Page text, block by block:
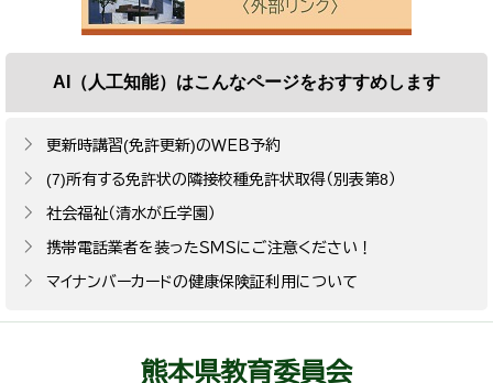
AI（人工知能）はこんなページをおすすめします
更新時講習(免許更新)のＷＥＢ予約
(7)所有する免許状の隣接校種免許状取得（別表第8）
社会福祉（清水が丘学園）
携帯電話業者を装ったＳＭＳにご注意ください！
マイナンバーカードの健康保険証利用について
熊本県教育委員会